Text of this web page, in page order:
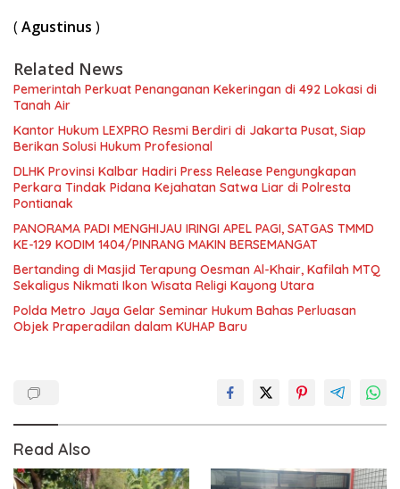
(Agustinus )
Related News
Pemerintah Perkuat Penanganan Kekeringan di 492 Lokasi di
Tanah Air
Kantor Hukum LEXPRO Resmi Berdiri di Jakarta Pusat, Siap
Berikan Solusi Hukum Profesional
DLHK Provinsi Kalbar Hadiri Press Release Pengungkapan
Perkara Tindak Pidana Kejahatan Satwa Liar di Polresta
Pontianak
PANORAMA PADI MENGHIJAU IRINGI APEL PAGI, SATGAS TMMD
KE-129 KODIM 1404/PINRANG MAKIN BERSEMANGAT
Bertanding di Masjid Terapung Oesman Al-Khair, Kafilah MTQ
Sekaligus Nikmati Ikon Wisata Religi Kayong Utara
Polda Metro Jaya Gelar Seminar Hukum Bahas Perluasan
Objek Praperadilan dalam KUHAP Baru
Read Also